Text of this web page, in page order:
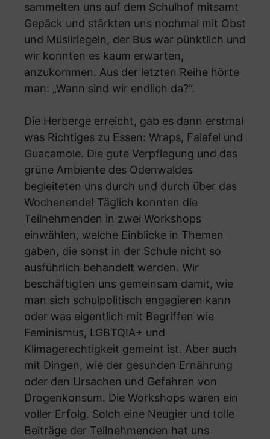
sammelten uns auf dem Schulhof mitsamt
Gepäck und stärkten uns nochmal mit Obst
und Müsliriegeln, der Bus war pünktlich und
wir konnten es kaum erwarten,
anzukommen. Aus der letzten Reihe hörte
man: „Wann sind wir endlich da?“.
Die Herberge erreicht, gab es dann erstmal
was Richtiges zu Essen: Wraps, Falafel und
Guacamole. Die gute Verpflegung und das
grüne Ambiente des Odenwaldes
begleiteten uns durch und durch über das
Wochenende! Täglich konnten die
Teilnehmenden in zwei Workshops
einwählen, welche Einblicke in Themen
gaben, die sonst in der Schule nicht so
ausführlich behandelt werden. Wir
beschäftigten uns gemeinsam damit, wie
man sich schulpolitisch engagieren kann
oder was eigentlich mit Begriffen wie
Feminismus, LGBTQIA+ und
Klimagerechtigkeit gemeint ist. Aber auch
mit Dingen, wie der gesunden Ernährung
oder den Ursachen und Gefahren von
Drogenkonsum. Die Workshops waren ein
voller Erfolg. Solch eine Neugier und tolle
Beiträge der Teilnehmenden hat uns